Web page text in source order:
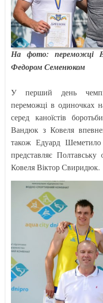
На фото: переможці
Федором Семенюком
У перший день
переможці в одиночках
серед каноїстів
Вандюк з Ковеля
також Едуард Шеметило
представляє
Ковеля Віктор Свиридюк.